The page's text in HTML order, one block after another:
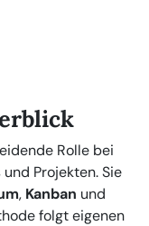
Rolle bei
Projekten. Sie
, Kanban und
folgt eigenen